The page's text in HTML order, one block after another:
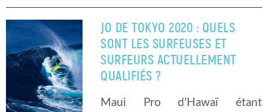
candidature de la reine du
Pacifique pour les […]
JO DE TOKYO 2020 : QUELS
SONT LES SURFEUSES ET
SURFEURS ACTUELLEMENT
QUALIFIÉS ?
Maui Pro d’Hawaï étant